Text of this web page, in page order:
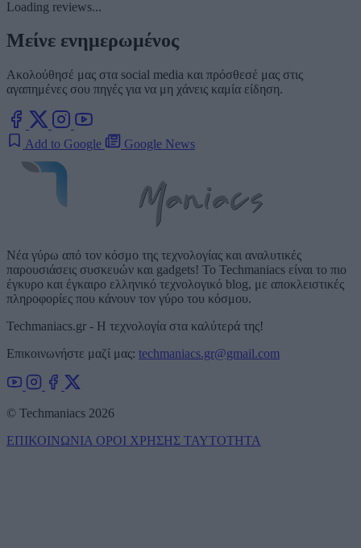
Loading reviews...
Μείνε ενημερωμένος
Ακολούθησέ μας στα social media και πρόσθεσέ μας στις
αγαπημένες σου πηγές για να μη χάνεις καμία είδηση.
Add to Google Google News
Νέα γύρω από τον κόσμο της τεχνολογίας και αναλυτικές
παρουσιάσεις συσκευών και gadgets! Το Techmaniacs είναι το πιο
έγκυρο και έγκαιρο ελληνικό τεχνολογικό blog, με αποκλειστικές
πληροφορίες που κάνουν τον γύρο του κόσμου.
Techmaniacs.gr - Η τεχνολογία στα καλύτερά της!
Επικοινωνήστε μαζί μας: techmaniacs.gr@gmail.com
© Techmaniacs 2026
ΕΠΙΚΟΙΝΩΝΙΑ ΟΡΟΙ ΧΡΗΣΗΣ ΤΑΥΤΟΤΗΤΑ